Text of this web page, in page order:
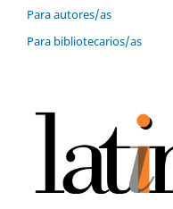
Para autores/as
Para bibliotecarios/as